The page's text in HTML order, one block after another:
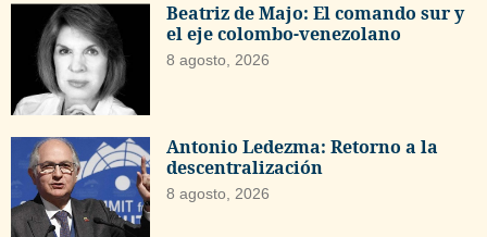
Beatriz de Majo: El comando sur y
el eje colombo-venezolano
8 agosto, 2026
Antonio Ledezma: Retorno a la
descentralización
8 agosto, 2026